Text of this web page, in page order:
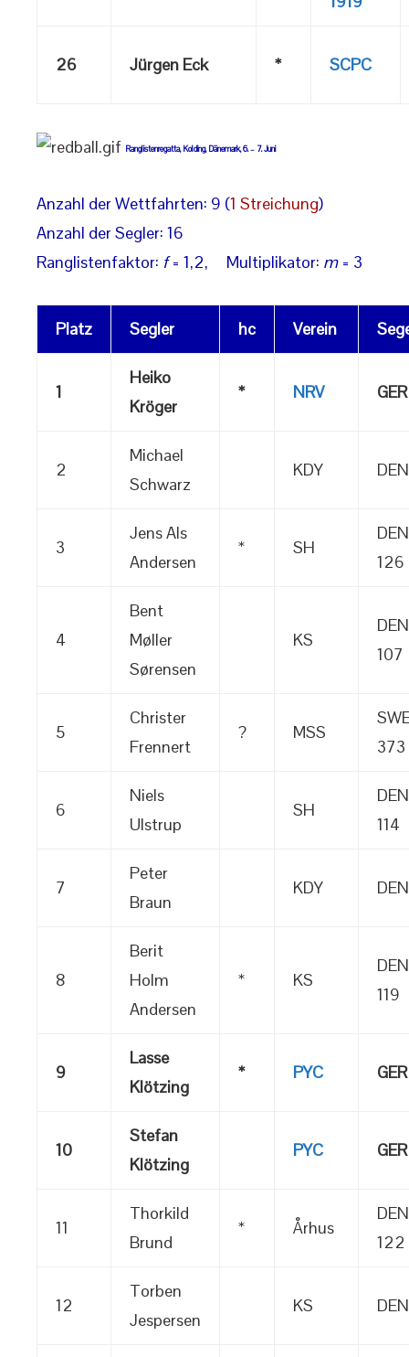
26 Jürgen Eck * SCPC
Ranglistenregatta, Kolding, Dänemark, 6. – 7. Juni
Anzahl der Wettfahrten: 9 (1 Streichung)
Anzahl der Segler: 16
Ranglistenfaktor: f= 1,2, Multiplikator: m= 3
Platz Segler hc Verein
1
Heiko
Kröger
* NRV
2
Michael
Schwarz
KDY
3
Jens Als
Andersen
* SH
DEN
126
4
Bent
Møller
Sørensen
KS
DEN
107
5
Christer
Frennert
? MSS
373
6
Niels
Ulstrup
SH
DEN
114
7
Peter
Braun
KDY
8
Berit
Holm
Andersen
* KS
DEN
119
9
Lasse
Klötzing
* PYC
10
Stefan
Klötzing
PYC
11
Thorkild
Brund
* Århus
DEN
122
12
Torben
Jespersen
KS